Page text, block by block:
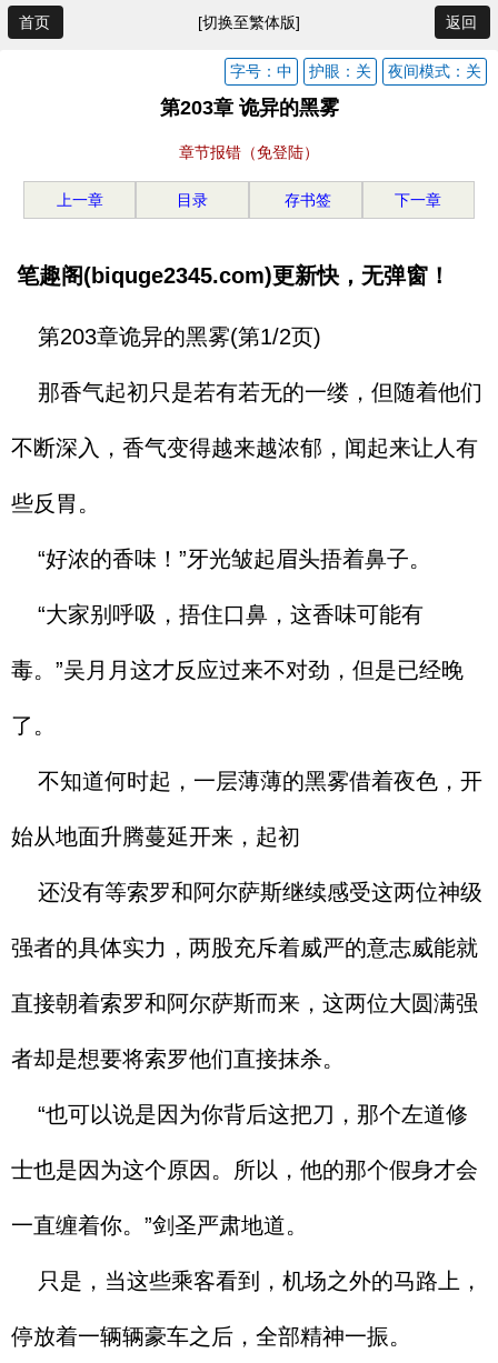
首页 [切换至繁体版] 返回
夜间模式：关
护眼：关
字号：中
第203章 诡异的黑雾
章节报错（免登陆）
上一章 目录 存书签 下一章
笔趣阁(biquge2345.com)更新快，无弹窗！
第203章诡异的黑雾(第1/2页)
那香气起初只是若有若无的一缕，但随着他们
不断深入，香气变得越来越浓郁，闻起来让人有
些反胃。
“好浓的香味！”牙光皱起眉头捂着鼻子。
“大家别呼吸，捂住口鼻，这香味可能有
毒。”吴月月这才反应过来不对劲，但是已经晚
了。
不知道何时起，一层薄薄的黑雾借着夜色，开
始从地面升腾蔓延开来，起初
还没有等索罗和阿尔萨斯继续感受这两位神级
强者的具体实力，两股充斥着威严的意志威能就
直接朝着索罗和阿尔萨斯而来，这两位大圆满强
者却是想要将索罗他们直接抹杀。
“也可以说是因为你背后这把刀，那个左道修
士也是因为这个原因。所以，他的那个假身才会
一直缠着你。”剑圣严肃地道。
只是，当这些乘客看到，机场之外的马路上，
停放着一辆辆豪车之后，全部精神一振。